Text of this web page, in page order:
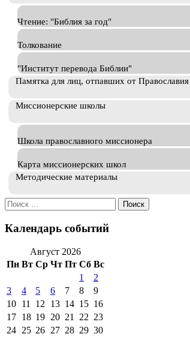
Чтение: "Библия за год"
Толкование
"Институт перевода Библии"
Памятка для лиц, отпавших от
Миссионерские школы
Школа православного миссионера
Карта миссионерских школ
Методические материалы
Искать:
Календарь событий
Август 2026
Пн Вт Ср Чт Пт Сб Вс
1
2
3
4 5 6 7 8
9
10 11 12 13 14 15 16
17 18 19 20 21 22 23
24 25 26 27 28 29 30